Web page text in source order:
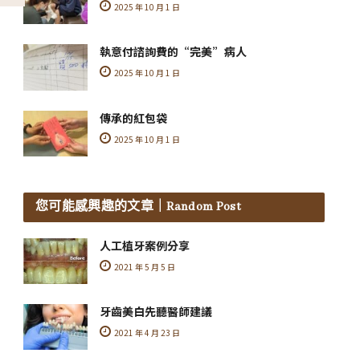
2025 年 10 月 1 日
執意付諮詢費的“完美”病人
2025 年 10 月 1 日
傳承的紅包袋
2025 年 10 月 1 日
您可能感興趣的文章 ｜Random Post
人工植牙案例分享
2021 年 5 月 5 日
牙齒美白先聽醫師建議
2021 年 4 月 23 日